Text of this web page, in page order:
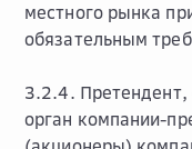
местного рынка
обязательным
3.2.4.
орган компании-